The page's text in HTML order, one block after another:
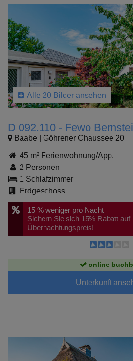
Alle 20 Bilder ansehen
D 092.110 - Fewo
Baabe | Göhrener Chaussee 20
45 m² Ferienwohnung/App.
2 Personen
1 Schlafzimmer
Erdgeschoss
15 % weniger pro Nacht
Sichern Sie sich 15% Rabatt auf
Übernachtungspreis!
online
Unterkunft